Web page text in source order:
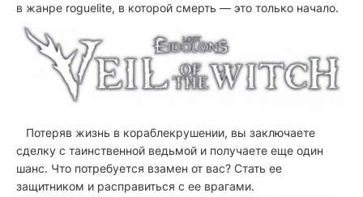
в жанре roguelite, в которой смерть — это только начало.
Потеряв жизнь в кораблекрушении, вы заключаете
сделку с таинственной ведьмой и получаете еще один
шанс. Что потребуется взамен от вас? Стать ее
защитником и расправиться с ее врагами.